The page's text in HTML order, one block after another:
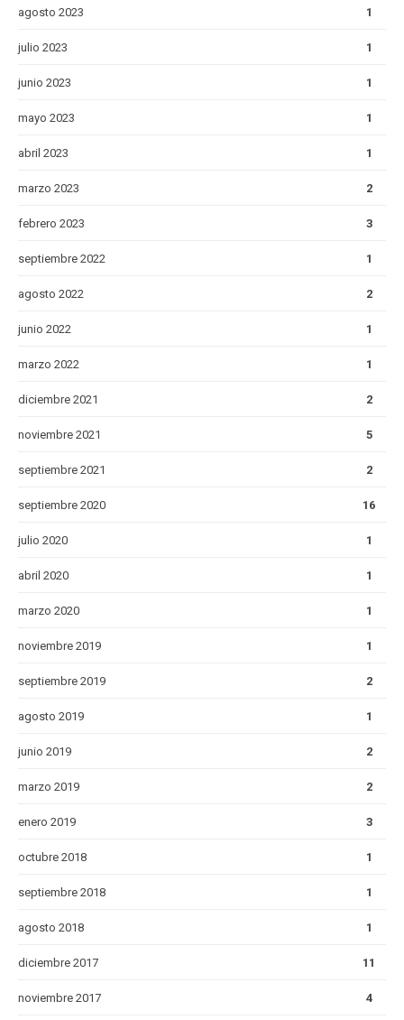
agosto 2023 1
julio 2023 1
junio 2023 1
mayo 2023 1
abril 2023 1
marzo 2023 2
febrero 2023 3
septiembre 2022 1
agosto 2022 2
junio 2022 1
marzo 2022 1
diciembre 2021 2
noviembre 2021 5
septiembre 2021 2
septiembre 2020 16
julio 2020 1
abril 2020 1
marzo 2020 1
noviembre 2019 1
septiembre 2019 2
agosto 2019 1
junio 2019 2
marzo 2019 2
enero 2019 3
octubre 2018 1
septiembre 2018 1
agosto 2018 1
diciembre 2017 11
noviembre 2017 4